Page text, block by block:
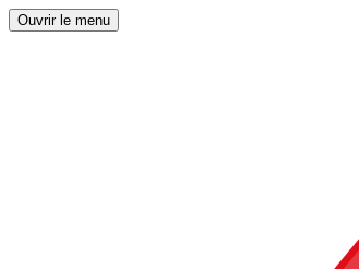
Ouvrir le menu